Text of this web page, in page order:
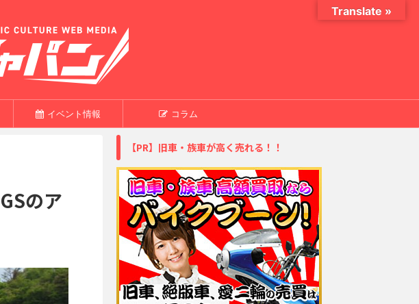
イベント情報 コラム
のア
【PR】旧車・族車が高く売れる！！
Translate »